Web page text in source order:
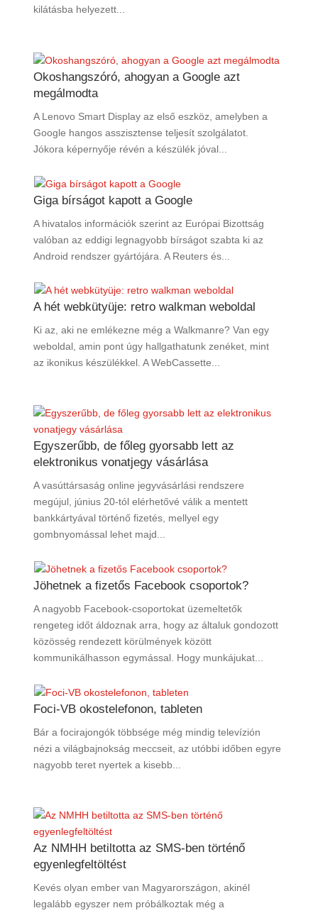
kilátásba helyezett...
Okoshangszóró, ahogyan a Google azt
megálmodta
A Lenovo Smart Display az első eszköz, amelyben a
Google hangos asszisztense teljesít szolgálatot.
Jókora képernyője révén a készülék jóval...
Giga bírságot kapott a Google
A hivatalos információk szerint az Európai Bizottság
valóban az eddigi legnagyobb bírságot szabta ki az
Android rendszer gyártójára. A Reuters és...
A hét webkütyüje: retro walkman weboldal
Ki az, aki ne emlékezne még a Walkmanre? Van egy
weboldal, amin pont úgy hallgathatunk zenéket, mint
az ikonikus készülékkel. A WebCassette...
Egyszerűbb, de főleg gyorsabb lett az
elektronikus vonatjegy vásárlása
A vasúttársaság online jegyvásárlási rendszere
megújul, június 20-tól elérhetővé válik a mentett
bankkártyával történő fizetés, mellyel egy
gombnyomással lehet majd...
Jöhetnek a fizetős Facebook csoportok?
A nagyobb Facebook-csoportokat üzemeltetők
rengeteg időt áldoznak arra, hogy az általuk gondozott
közösség rendezett körülmények között
kommunikálhasson egymással. Hogy munkájukat...
Foci-VB okostelefonon, tableten
Bár a focirajongók többsége még mindig televízión
nézi a világbajnokság meccseit, az utóbbi időben egyre
nagyobb teret nyertek a kisebb...
Az NMHH betiltotta az SMS-ben történő
egyenlegfeltöltést
Kevés olyan ember van Magyarországon, akinél
legalább egyszer nem próbálkoztak még a